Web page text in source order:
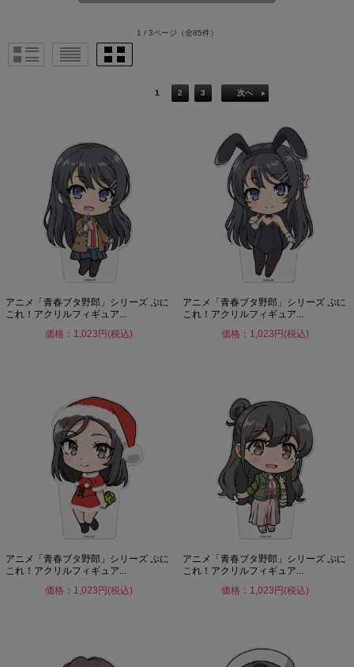
1 / 3ページ （全85件）
1 2 3 次へ
アニメ「青春ブタ野郎」シリーズ ぷに
これ！アクリルフィギュア...
価格：1,023円(税込)
アニメ「青春ブタ野郎」シリーズ ぷに
これ！アクリルフィギュア...
価格：1,023円(税込)
アニメ「青春ブタ野郎」シリーズ ぷに
これ！アクリルフィギュア...
価格：1,023円(税込)
アニメ「青春ブタ野郎」シリーズ ぷに
これ！アクリルフィギュア...
価格：1,023円(税込)